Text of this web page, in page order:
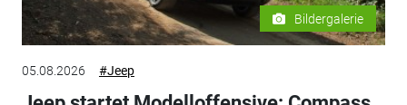
Bildergalerie
05.08.2026 #Jeep